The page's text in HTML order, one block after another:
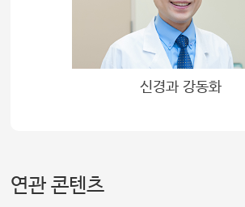
신경과 강동화
연관 콘텐츠